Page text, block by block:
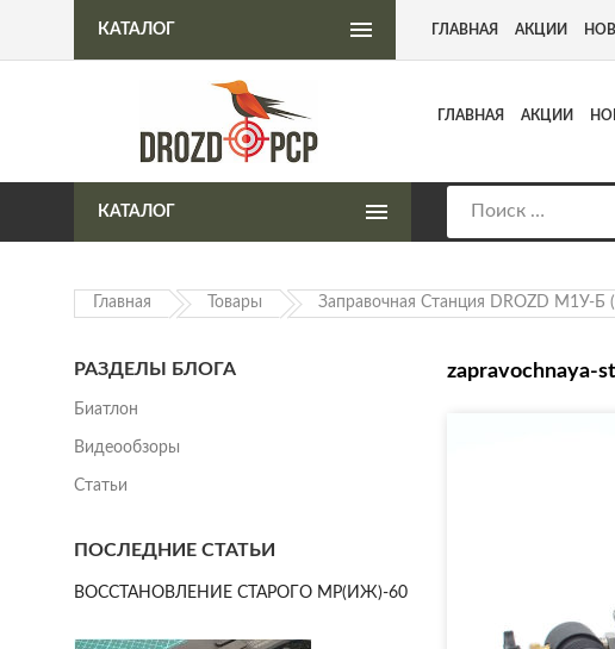
Интернет-магазин пневматического оружия
ГЛАВНАЯ АКЦИИ
КАТАЛОГ
КАТАЛОГ ГЛАВНАЯ АКЦИИ
Главная Товары Заправочная Станция DROZD М1У-Б
zapravochnaya-
РАЗДЕЛЫ БЛОГА
Биатлон
Видеообзоры
Статьи
ПОСЛЕДНИЕ СТАТЬИ
ВОССТАНОВЛЕНИЕ СТАРОГО МР(ИЖ)-60